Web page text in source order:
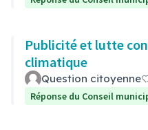
Publicité et lutte
climatique
Question citoyenne
Réponse du Conseil